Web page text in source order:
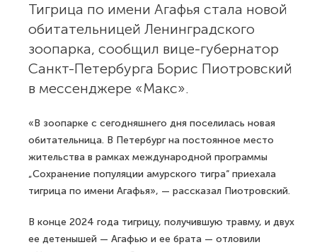
Тигрица по имени Агафья стала новой
обитательницей Ленинградского
зоопарка, сообщил вице-губернатор
Санкт-Петербурга Борис Пиотровский
в мессенджере «Макс».
«В зоопарке с сегодняшнего дня поселилась новая
обитательница. В Петербург на постоянное место
жительства в рамках международной программы
„Сохранение популяции амурского тигра“ приехала
тигрица по имени Агафья», — рассказал Пиотровский.
В конце 2024 года тигрицу, получившую травму, и двух
ее детенышей — Агафью и ее брата — отловили